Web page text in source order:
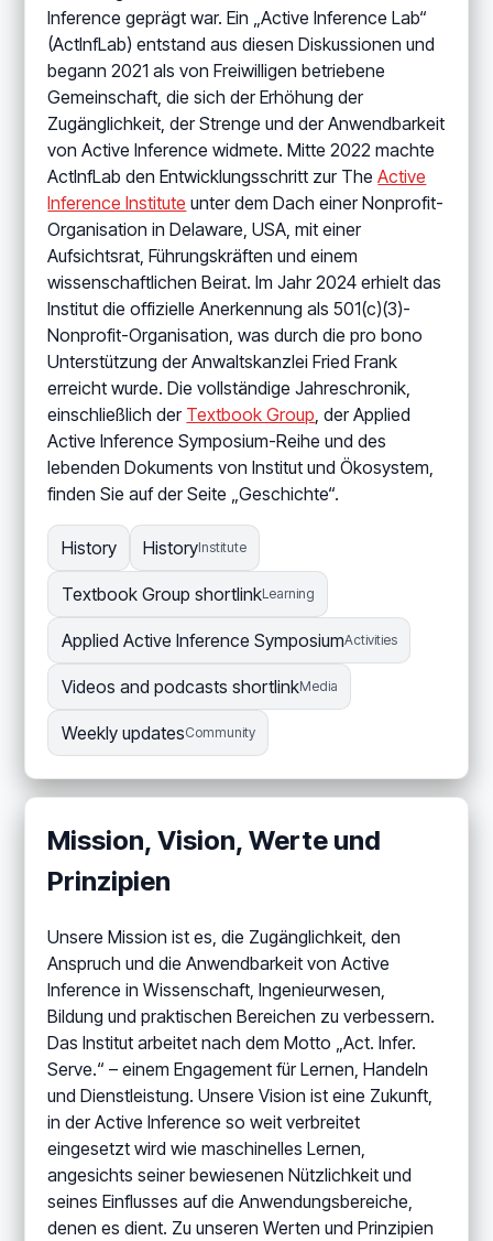
Inference geprägt war. Ein „Active Inference Lab“
(ActInfLab) entstand aus diesen Diskussionen und
begann 2021 als von Freiwilligen betriebene
Gemeinschaft, die sich der Erhöhung der
Zugänglichkeit, der Strenge und der Anwendbarkeit
von Active Inference widmete. Mitte 2022 machte
ActInfLab den Entwicklungsschritt zur TheActive
Inference Institute unter dem Dach einer Nonprofit-
Organisation in Delaware, USA, mit einer
Aufsichtsrat, Führungskräften und einem
wissenschaftlichen Beirat. Im Jahr 2024 erhielt das
Institut die offizielle Anerkennung als 501(c)(3)-
Nonprofit-Organisation, was durch die pro bono
Unterstützung der Anwaltskanzlei Fried Frank
erreicht wurde. Die vollständige Jahreschronik,
einschließlich der Textbook Group, der Applied
Active Inference Symposium-Reihe und des
lebenden Dokuments von Institut und Ökosystem,
finden Sie auf der Seite „Geschichte“.
History HistoryInstitute
Textbook Group shortlinkLearning
Applied Active Inference SymposiumActivities
Videos and podcasts shortlinkMedia
Weekly updatesCommunity
Mission, Vision, Werte und
Prinzipien
Unsere Mission ist es, die Zugänglichkeit, den
Anspruch und die Anwendbarkeit von Active
Inference in Wissenschaft, Ingenieurwesen,
Bildung und praktischen Bereichen zu verbessern.
Das Institut arbeitet nach dem Motto „Act. Infer.
Serve.“ – einem Engagement für Lernen, Handeln
und Dienstleistung. Unsere Vision ist eine Zukunft,
in der Active Inference so weit verbreitet
eingesetzt wird wie maschinelles Lernen,
angesichts seiner bewiesenen Nützlichkeit und
seines Einflusses auf die Anwendungsbereiche,
denen es dient. Zu unseren Werten und Prinzipien